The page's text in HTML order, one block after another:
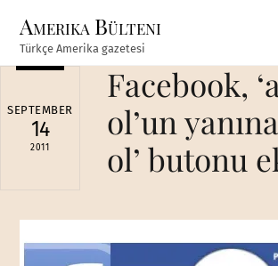
content
Amerika Bülteni
Türkçe Amerika gazetesi
SEPTEMBER
14
2011
Facebook,
ol’un
ol’ butonu